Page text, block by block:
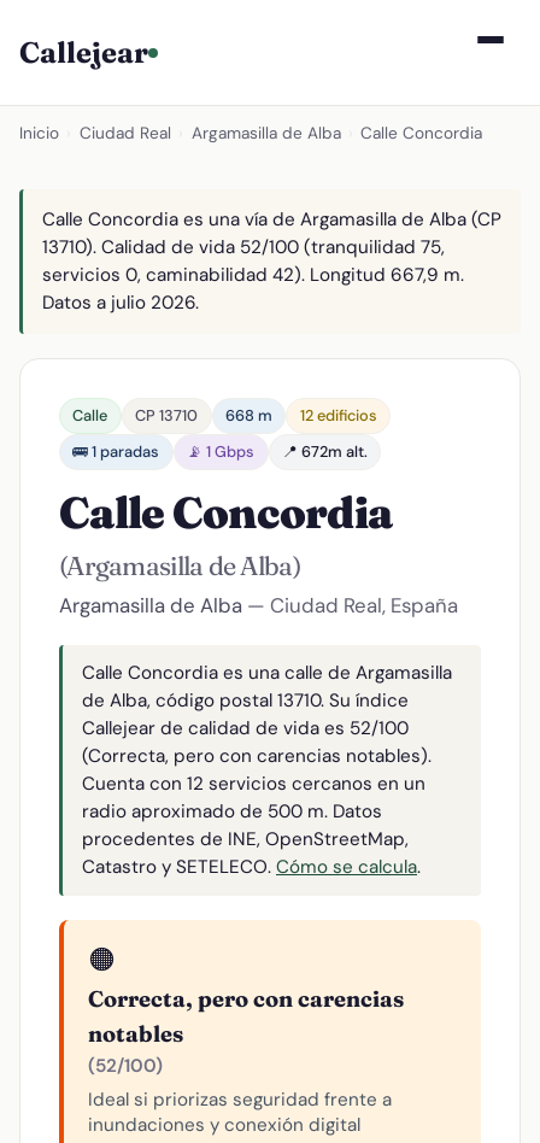
Callejear
Inicio Ciudad Real Argamasilla de Alba Calle Concordia
Calle Concordia es una vía de Argamasilla de Alba (CP
13710). Calidad de vida 52/100 (tranquilidad 75,
servicios 0, caminabilidad 42). Longitud 667,9 m.
Datos a julio 2026.
Calle CP 13710 668 m
12 edificios
🚌 1 paradas
📡 1 Gbps 📍 672m alt.
Calle Concordia
(Argamasilla de Alba)
Argamasilla de Alba — Ciudad Real, España
Calle Concordia es una calle de Argamasilla
de Alba, código postal 13710. Su índice
Callejear de calidad de vida es 52/100
(Correcta, pero con carencias notables).
Cuenta con 12 servicios cercanos en un
radio aproximado de 500 m. Datos
procedentes de INE, OpenStreetMap,
Catastro y SETELECO. Cómo se calcula.
🟠
Correcta, pero con carencias
notables
(52/100)
Ideal si priorizas seguridad frente a
inundaciones y conexión digital